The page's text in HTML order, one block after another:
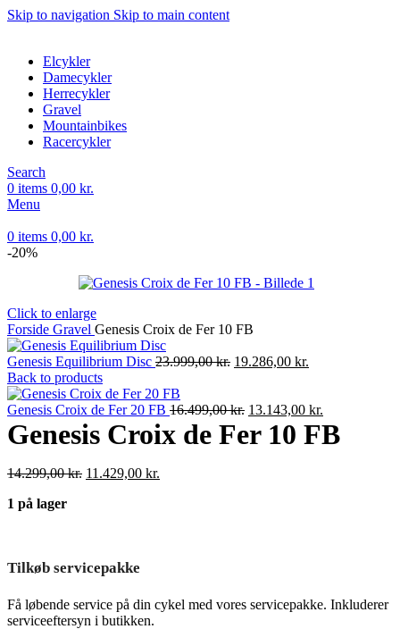
Skip to navigation Skip to main content
Elcykler
Damecykler
Herrecykler
Gravel
Mountainbikes
Racercykler
Search
0 items 0,00 kr.
Menu
0 items 0,00 kr.
-20%
Click to enlarge
Forside Gravel Genesis Croix de Fer 10 FB
Genesis Equilibrium Disc 23.999,00kr. Den
var:
23.999,00 kr..
19.286,00 kr.
er:
19.286,00 kr..
Back to products
Genesis Croix de Fer 20 FB 16.499,00kr. Den
oprindelige
pris
13.143,00 kr.
aktuelle
pris
Genesis Croix de Fer 10 FB
14.299,00kr. Den
11.429,00 kr.
1 på lager
Tilkøb servicepakke
Få løbende service på din cykel med vores servicepakke. Inkluderer
serviceeftersyn i butikken.